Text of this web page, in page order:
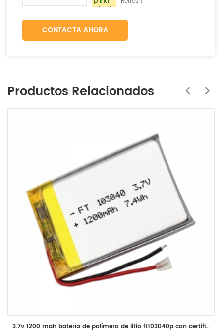
CONTACTA AHORA
Productos Relacionados
3.7v 1200 mah batería de polímero de litio ft103040p con certificado ul